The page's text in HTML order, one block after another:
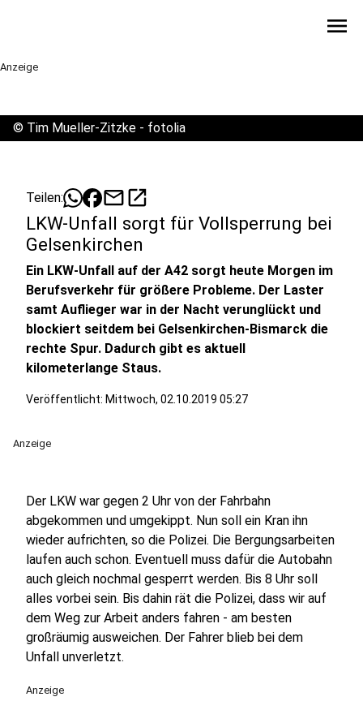
menu
Anzeige
© Tim Mueller-Zitzke - fotolia
Teilen: mailopen_in_new
LKW-Unfall sorgt für Vollsperrung bei
Gelsenkirchen
Ein LKW-Unfall auf der A42 sorgt heute Morgen im
Berufsverkehr für größere Probleme. Der Laster
samt Auflieger war in der Nacht verunglückt und
blockiert seitdem bei Gelsenkirchen-Bismarck die
rechte Spur. Dadurch gibt es aktuell
kilometerlange Staus.
Veröffentlicht: Mittwoch, 02.10.2019 05:27
Anzeige
Der LKW war gegen 2 Uhr von der Fahrbahn
abgekommen und umgekippt. Nun soll ein Kran ihn
wieder aufrichten, so die Polizei. Die Bergungsarbeiten
laufen auch schon. Eventuell muss dafür die Autobahn
auch gleich nochmal gesperrt werden. Bis 8 Uhr soll
alles vorbei sein. Bis dahin rät die Polizei, dass wir auf
dem Weg zur Arbeit anders fahren - am besten
großräumig ausweichen. Der Fahrer blieb bei dem
Unfall unverletzt.
Anzeige